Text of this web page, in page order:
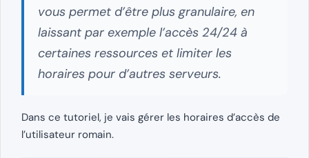
vous permet d’être plus granulaire, en
laissant par exemple l’accès 24/24 à
certaines ressources et limiter les
horaires pour d’autres serveurs.
Dans ce tutoriel, je vais gérer les horaires d’accès de
l’utilisateur romain.